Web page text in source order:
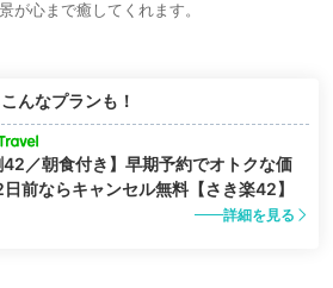
が心まで癒してくれます。
んなプランも！
42／朝食付き】早期予約でオトクな価
前ならキャンセル無料【さき楽42】
詳細を見る